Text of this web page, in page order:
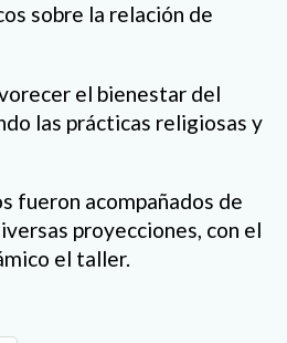
sobre la relación de
el bienestar del
las prácticas religiosas y
fueron acompañados de
proyecciones, con el
el taller.